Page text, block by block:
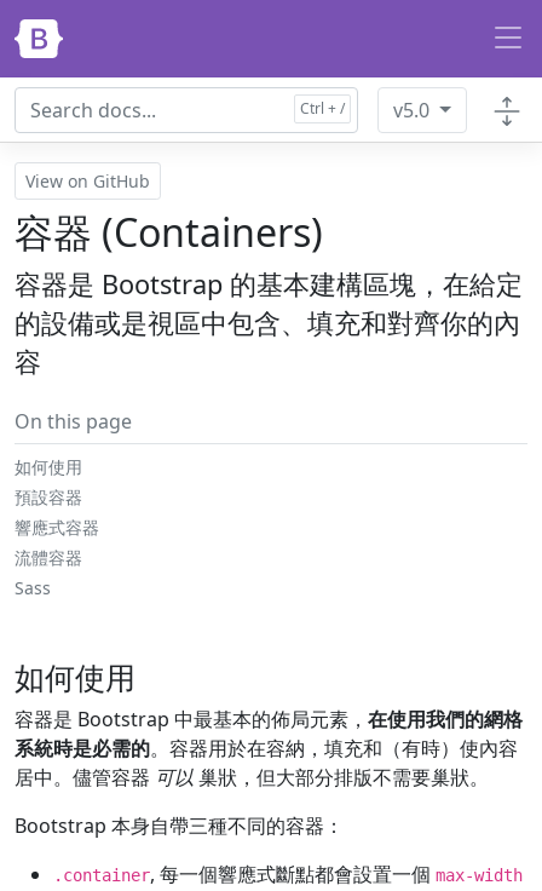
Skip to main content
v5.0
View on GitHub
容器 (Containers)
容器是 Bootstrap 的基本建構區塊，在給定
的設備或是視區中包含、填充和對齊你的內
容
On this page
如何使用
預設容器
響應式容器
流體容器
Sass
如何使用
容器是 Bootstrap 中最基本的佈局元素， 在使用我們的網格
系統時是必需的。容器用於在容納，填充和（有時）使內容
居中。儘管容器 可以巢狀，但大部分排版不需要巢狀。
Bootstrap 本身自帶三種不同的容器：
.container, 每一個響應式斷點都會設置一個 max-width